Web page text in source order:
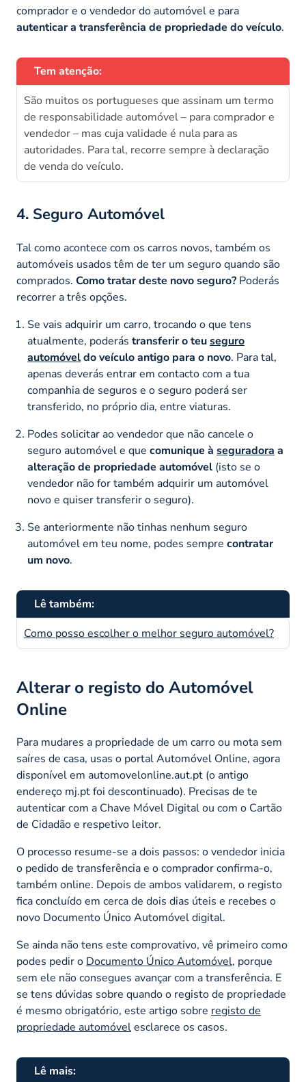
comprador e o vendedor do automóvel e para
autenticar a transferência de propriedade do veículo.
Tem atenção:
São muitos os portugueses que assinam um termo
de responsabilidade automóvel – para comprador e
vendedor – mas cuja validade é nula para as
autoridades. Para tal, recorre sempre à declaração
de venda do veículo.
4. Seguro Automóvel
Tal como acontece com os carros novos, também os
automóveis usados têm de ter um seguro quando são
comprados. Como tratar deste novo seguro? Poderás
recorrer a três opções.
Se vais adquirir um carro, trocando o que tens
atualmente, poderás transferir o teuseguro
automóveldo veículo antigo para o novo. Para tal,
apenas deverás entrar em contacto com a tua
companhia de seguros e o seguro poderá ser
transferido, no próprio dia, entre viaturas.
Podes solicitar ao vendedor que não cancele o
seguro automóvel e que comunique à seguradora a
alteração de propriedade automóvel (isto se o
vendedor não for também adquirir um automóvel
novo e quiser transferir o seguro).
Se anteriormente não tinhas nenhum seguro
automóvel em teu nome, podes sempre contratar
um novo.
Lê também:
Como posso escolher o melhor seguro automóvel?
Alterar o registo do Automóvel
Online
Para mudares a propriedade de um carro ou mota sem
saíres de casa, usas o portal Automóvel Online, agora
disponível em automovelonline.aut.pt (o antigo
endereço mj.pt foi descontinuado). Precisas de te
autenticar com a Chave Móvel Digital ou com o Cartão
de Cidadão e respetivo leitor.
O processo resume-se a dois passos: o vendedor inicia
o pedido de transferência e o comprador confirma-o,
também online. Depois de ambos validarem, o registo
fica concluído em cerca de dois dias úteis e recebes o
novo Documento Único Automóvel digital.
Se ainda não tens este comprovativo, vê primeiro como
podes pedir o Documento Único Automóvel, porque
sem ele não consegues avançar com a transferência. E
se tens dúvidas sobre quando o registo de propriedade
é mesmo obrigatório, este artigo sobre registo de
propriedade automóvelesclarece os casos.
Lê mais: